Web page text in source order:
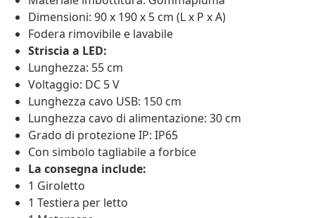
Dimensioni: 90 x 190 x 5 cm (L x P x A)
Fodera rimovibile e lavabile
Striscia a LED:
Lunghezza: 55 cm
Voltaggio: DC 5 V
Lunghezza cavo USB: 150 cm
Lunghezza cavo di alimentazione: 30 cm
Grado di protezione IP: IP65
Con simbolo tagliabile a forbice
La consegna include:
1 Giroletto
1 Testiera per letto